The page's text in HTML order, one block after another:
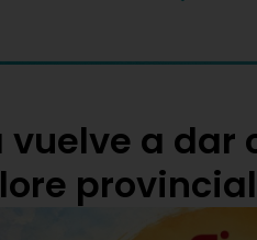
vuelve a
provincial